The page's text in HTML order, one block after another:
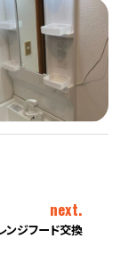
next.
ジフード交換